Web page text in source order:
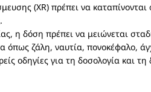
(XR) πρέπει να
η δόση πρέπει να μειώνεται
ζάλη, ναυτία, πονοκέφαλο,
οδηγίες για τη δοσολογία και